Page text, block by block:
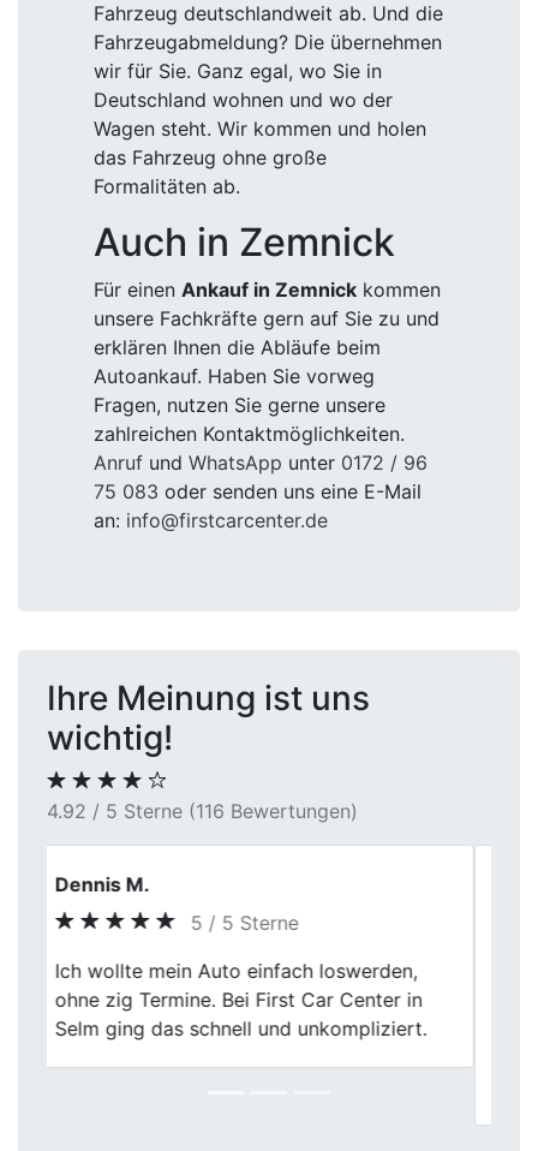
Fahrzeug deutschlandweit ab. Und die
Fahrzeugabmeldung? Die übernehmen
wir für Sie. Ganz egal, wo Sie in
Deutschland wohnen und wo der
Wagen steht. Wir kommen und holen
das Fahrzeug ohne große
Formalitäten ab.
Auch in Zemnick
Für einen Ankauf in Zemnick kommen
unsere Fachkräfte gern auf Sie zu und
erklären Ihnen die Abläufe beim
Autoankauf. Haben Sie vorweg
Fragen, nutzen Sie gerne unsere
zahlreichen Kontaktmöglichkeiten.
Anruf und WhatsApp unter 0172 / 96
75 083 oder senden uns eine E-Mail
an: info@firstcarcenter.de
Ihre Meinung ist uns
wichtig!
4.92 / 5 Sterne (116 Bewertungen)
Thomas E.
5 / 5 Sterne
Ich habe meinen alten Golf bei First Car
Center in Dortmund verkauft. Zustand und
Kilometerstand wurden realistisch
Previous